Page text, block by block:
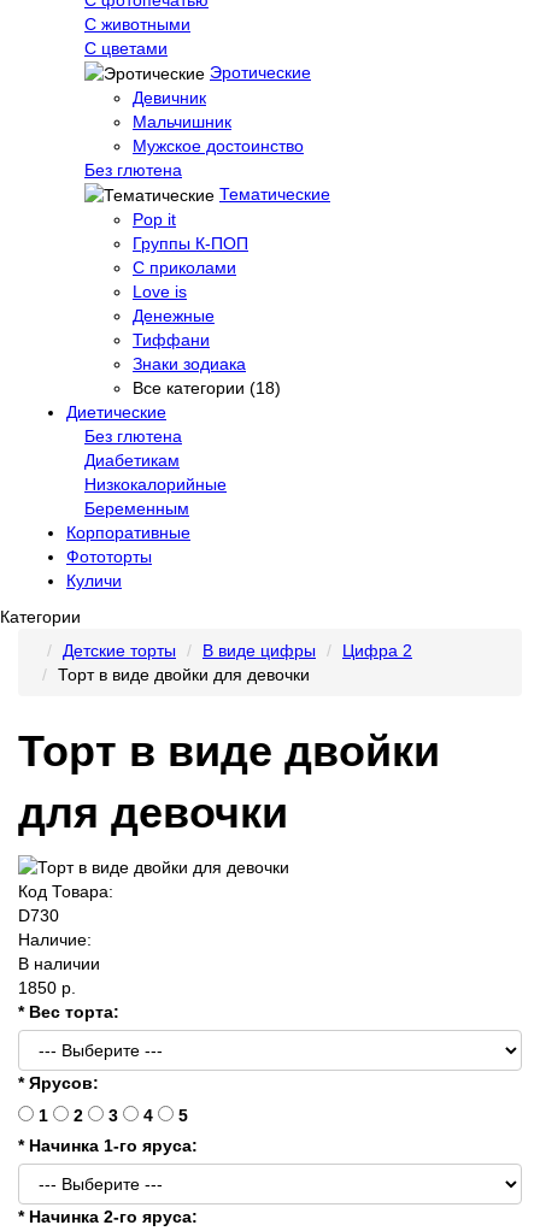
C животными
С цветами
Эротические
Девичник
Мальчишник
Мужское достоинство
Без глютена
Тематические
Pop it
Группы К-ПОП
С приколами
Love is
Денежные
Тиффани
Знаки зодиака
Все категории (18)
Диетические
Без глютена
Диабетикам
Низкокалорийные
Беременным
Корпоративные
Фототорты
Куличи
Категории
Детские торты
В виде цифры
Цифра 2
Торт в виде двойки для девочки
Торт в виде двойки
для девочки
Код Товара:
D730
Наличие:
В наличии
1850 р.
* Вес торта:
* Ярусов:
1
2 3 4
5
* Начинка 1-го яруса:
* Начинка 2-го яруса: